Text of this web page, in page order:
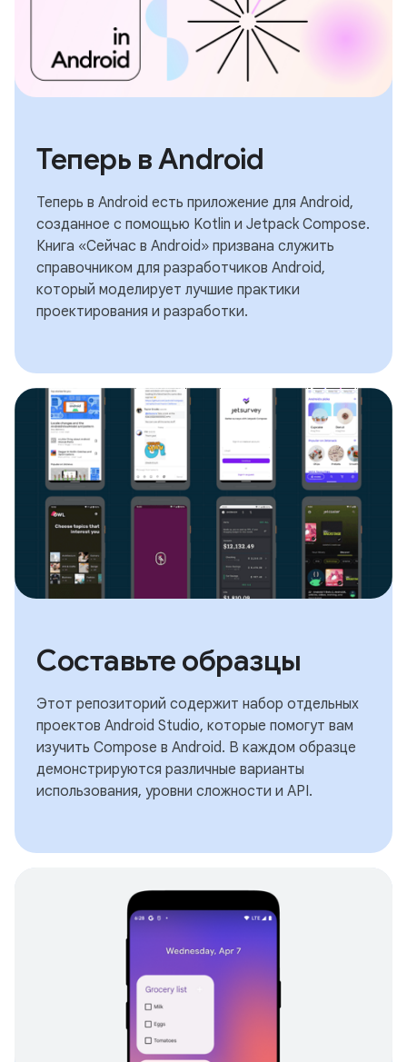
Теперь в Android
Теперь в Android есть приложение для Android,
созданное с помощью Kotlin и Jetpack Compose.
Книга «Сейчас в Android» призвана служить
справочником для разработчиков Android,
который моделирует лучшие практики
проектирования и разработки.
Составьте образцы
Этот репозиторий содержит набор отдельных
проектов Android Studio, которые помогут вам
изучить Compose в Android. В каждом образце
демонстрируются различные варианты
использования, уровни сложности и API.